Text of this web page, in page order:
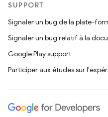
SUPPORT
Signaler un bug de la plate-
Signaler un bug relatif à la
Google Play support
Participer aux études sur